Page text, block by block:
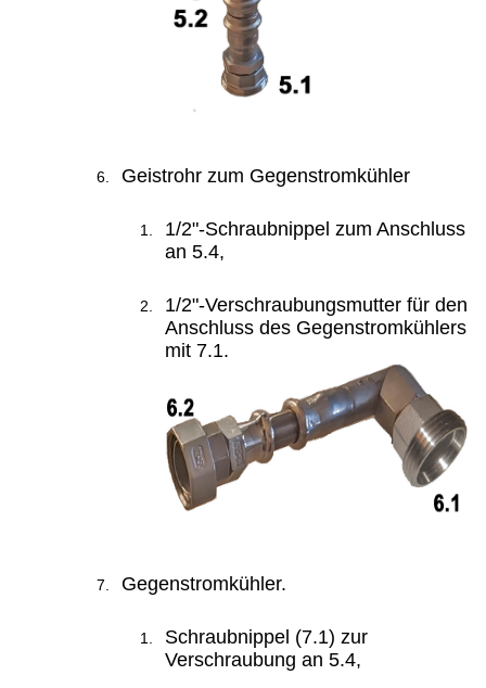
Geistrohr zum Gegenstromkühler
1/2"-Schraubnippel zum Anschluss
an 5.4,
1/2"-Verschraubungsmutter für den
Anschluss des Gegenstromkühlers
mit 7.1.
Gegenstromkühler.
Schraubnippel (7.1) zur
Verschraubung an 5.4,